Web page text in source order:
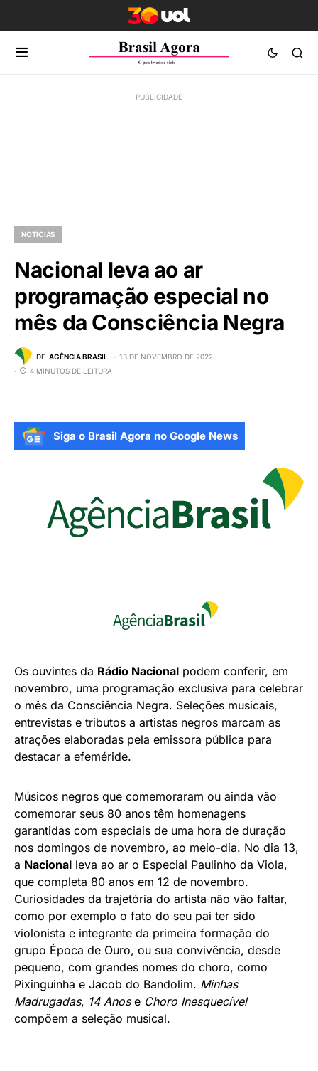
NOTÍCIAS
Nacional leva ao ar
programação especial no
mês da Consciência Negra
DE AGÊNCIA BRASIL
13 DE NOVEMBRO DE 2022
4 MINUTOS DE LEITURA
Siga o Brasil Agora no Google News
Os ouvintes da Rádio Nacional podem conferir, em
novembro, uma programação exclusiva para celebrar
o mês da Consciência Negra. Seleções musicais,
entrevistas e tributos a artistas negros marcam as
atrações elaboradas pela emissora pública para
destacar a efeméride.
Músicos negros que comemoraram ou ainda vão
comemorar seus 80 anos têm homenagens
garantidas com especiais de uma hora de duração
nos domingos de novembro, ao meio-dia. No dia 13,
a Nacional leva ao ar o Especial Paulinho da Viola,
que completa 80 anos em 12 de novembro.
Curiosidades da trajetória do artista não vão faltar,
como por exemplo o fato do seu pai ter sido
violonista e integrante da primeira formação do
grupo Época de Ouro, ou sua convivência, desde
pequeno, com grandes nomes do choro, como
Pixinguinha e Jacob do Bandolim. Minhas
Madrugadas, 14 Anose Choro Inesquecível
compõem a seleção musical.